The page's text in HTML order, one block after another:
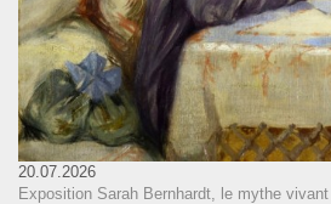
20.07.2026
Exposition Sarah Bernhardt, le mythe